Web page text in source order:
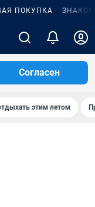
ПОКУПКА
Согласен
этим летом